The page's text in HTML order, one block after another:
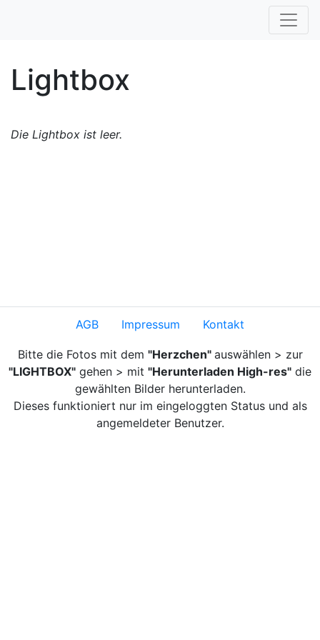
Lightbox
Die Lightbox ist leer.
AGB Impressum Kontakt
Bitte die Fotos mit dem "Herzchen" auswählen > zur
"LIGHTBOX" gehen > mit "Herunterladen High-res" die
gewählten Bilder herunterladen.
Dieses funktioniert nur im eingeloggten Status und als
angemeldeter Benutzer.